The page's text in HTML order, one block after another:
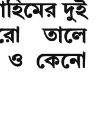
দুই
তালে
ও কেনো